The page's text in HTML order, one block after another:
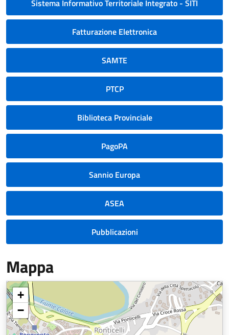
Sistema Informativo Territoriale Integrato - SITI
Fatturazione Elettronica
SAMTE
PTCP
Biblioteca Provinciale
PagoPA
Sannio Europa
ASEA
Pubblicazioni
Mappa
+
−